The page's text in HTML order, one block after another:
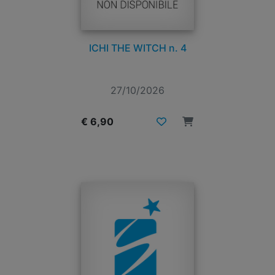
ICHI THE WITCH n. 4
27/10/2026
€ 6,90